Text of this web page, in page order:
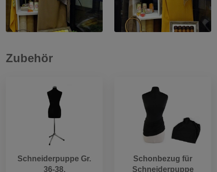
Zubehör
Schneiderpuppe Gr.
36-38,
Schonbezug für
Schneiderpuppe